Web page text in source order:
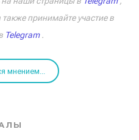
принимайте участие в
Telegram.
мнением...